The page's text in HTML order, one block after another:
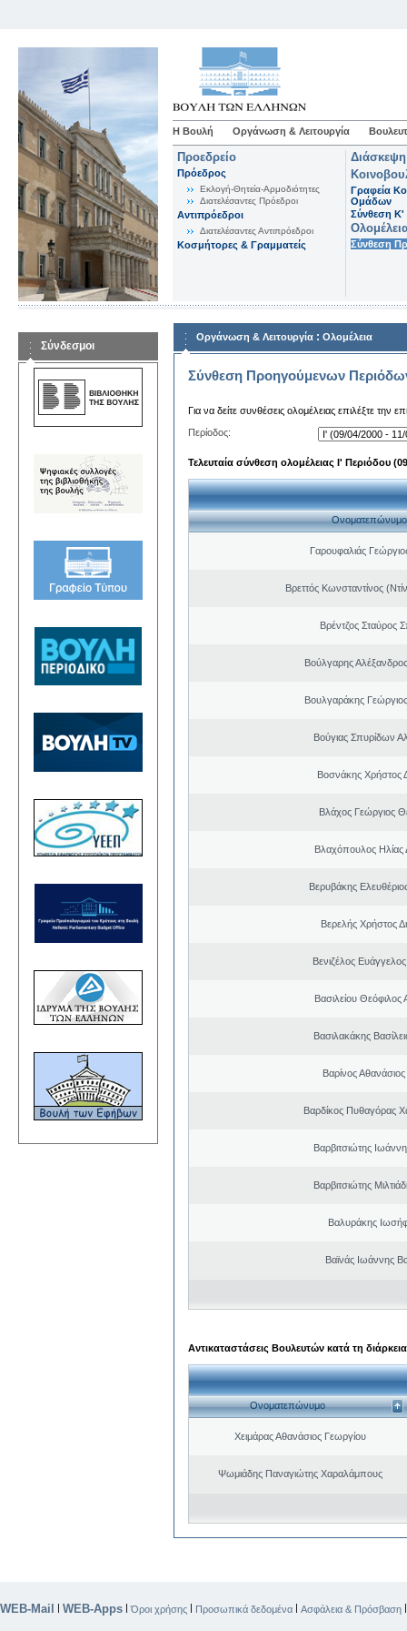
Η Βουλή Οργάνωση & Λειτουργία
Προεδρείο
Πρόεδρος
Εκλογή-Θητεία-Αρμοδιότητες
Διατελέσαντες Πρόεδροι
Αντιπρόεδροι
Διατελέσαντες Αντιπρόεδροι
Κοσμήτορες & Γραμματείς
Γραφεία
Ομάδων
Σύνθεση K'
Σύνθεση
Σύνδεσμοι
Οργάνωση & Λειτουργία : Ολομέλεια
Σύνθεση Προηγούμενων
Για να δείτε συνθέσεις ολομέλειας επιλέξτε την
Περίοδος:
Τελευταία σύνθεση ολομέλειας Ι' Περιόδου
Ονοματεπώνυμο
Γαρουφαλιάς
Βρεττός Κωνσταντίνος
Βρέντζος Σταύρος
Βούλγαρης
Βουλγαράκης
Βούγιας Σπυρίδων
Βοσνάκης Χρήστος
Βλάχος Γεώργιος
Βλαχόπουλος Ηλίας
Βερυβάκης
Βερελής Χρήστος
Βενιζέλος
Βασιλείου Θεόφιλος
Βασιλακάκης
Βαρίνος
Βαρδίκος Πυθαγόρας
Βαρβιτσιώτης
Βαρβιτσιώτης
Βαλυράκης
Βαϊνάς Ιωάννης
Αντικαταστάσεις Βουλευτών κατά τη
Ονοματεπώνυμο
Χειμάρας Αθανάσιος Γεωργίου
Ψωμιάδης Παναγιώτης Χαραλάμπους
WEB-Mail | WEB-Apps |Όροι χρήσης | Προσωπικά δεδομένα | Ασφάλεια & Πρόσβαση